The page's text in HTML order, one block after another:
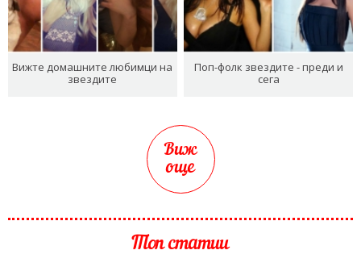
Вижте домашните любимци на
звездите
Поп-фолк звездите - преди и
сега
Виж
още
Топ статии